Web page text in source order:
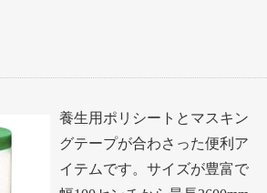
養生用ポリシートとマスキン
グテープが合わさった便利ア
イテムです。サイズが豊富で